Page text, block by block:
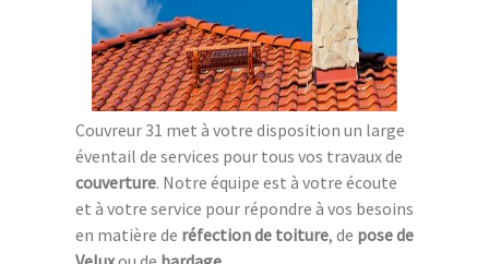
Couvreur 31 met à votre disposition un large
éventail de services pour tous vos travaux de
couverture. Notre équipe est à votre écoute
et à votre service pour répondre à vos besoins
en matière de réfection de toiture, de pose de